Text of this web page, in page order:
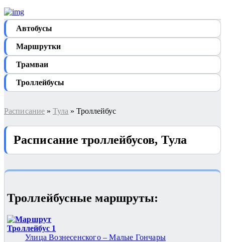
Автобуcы
Маршрутки
Трамваи
Троллейбусы
Расписание » Тула » Троллейбус
Расписание троллейбусов, Тула
Троллейбусные маршруты:
Троллейбус 1
Улица Вознесенского – Малые Гончары